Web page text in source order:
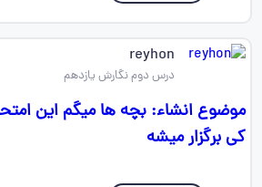
reyhon
درس دوم نگارش یازدهم
موضوع انشاء: بچه ها میگم این
کی برگزار میشه